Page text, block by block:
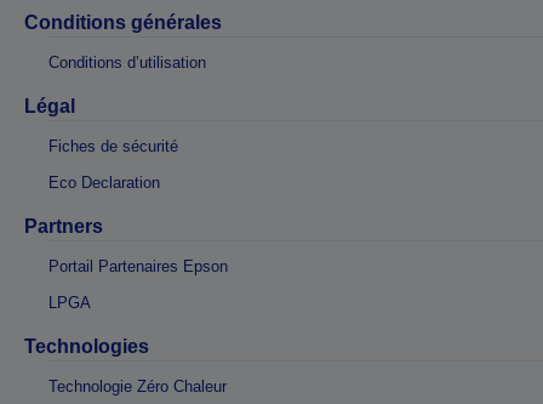
Conditions générales
Conditions d’utilisation
Légal
Fiches de sécurité
Eco Declaration
Partners
Portail Partenaires Epson
LPGA
Technologies
Technologie Zéro Chaleur